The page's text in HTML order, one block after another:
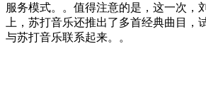
服务模式。。值得注意的是，这一次，
上，苏打音乐还推出了多首经典曲目，
与苏打音乐联系起来。。